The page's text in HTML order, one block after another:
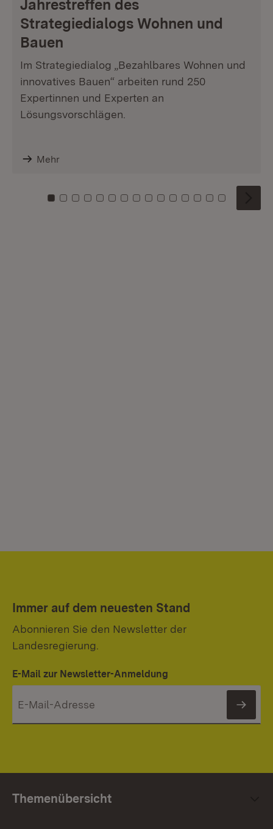
Jahrestreffen des
Strategiedialogs Wohnen und
Bauen
Im Strategiedialog „Bezahlbares Wohnen und
innovatives Bauen“ arbeiten rund 250
Expertinnen und Experten an
Lösungsvorschlägen.
Mehr
Zu Kachel: 0
Zu Kachel: 1
Zu Kachel: 2
Zu Kachel: 3
Zu Kachel: 4
Zu Kachel: 5
Zu Kachel: 6
Zu Kachel: 7
Zu Kachel: 8
Zu Kachel: 9
Zu Kachel: 10
Zu Kachel: 11
Zu Kachel: 12
Zu Kachel:
Zu
Immer auf dem neuesten Stand
Abonnieren Sie den Newsletter der
Landesregierung.
E-Mail zur Newsletter-Anmeldung
Themenübersicht